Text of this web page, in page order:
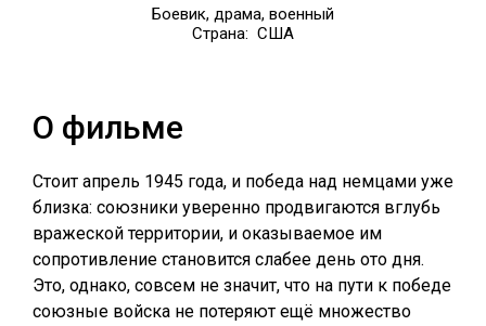
Боевик, драма, военный
Страна: США
О фильме
Стоит апрель 1945 года, и победа над немцами уже
близка: союзники уверенно продвигаются вглубь
вражеской территории, и оказываемое им
сопротивление становится слабее день ото дня.
Это, однако, совсем не значит, что на пути к победе
союзные войска не потеряют ещё множество